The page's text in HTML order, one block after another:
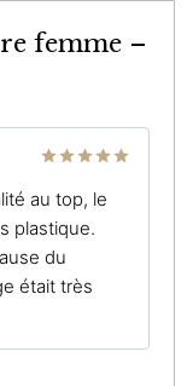
femme –
5
au top, le
plastique.
du
était très